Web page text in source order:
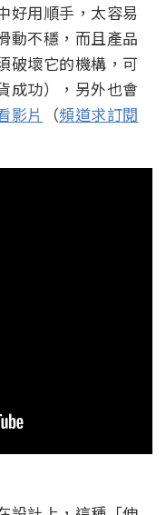
好用順手，太容易
動不穩，而且產品
破壞它的機構，可
成功），另外也會
影片 （頻道求訂閱